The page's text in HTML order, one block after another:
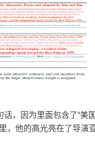
，因为里面包含了“美
，他的高光亮在了导演